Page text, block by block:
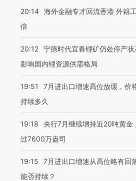
20:14 海外金融专才回流香港 外籍
倍
20:12 宁德时代宜春锂矿仍处停产状
影响国内锂资源供需格局
19:51
7月进出口增速高位放缓，价
持续多久
19:18
央行7月继续增持近20吨黄金
过7600万盎司
19:15
7月进出口增速从高位略有回
能否持续？